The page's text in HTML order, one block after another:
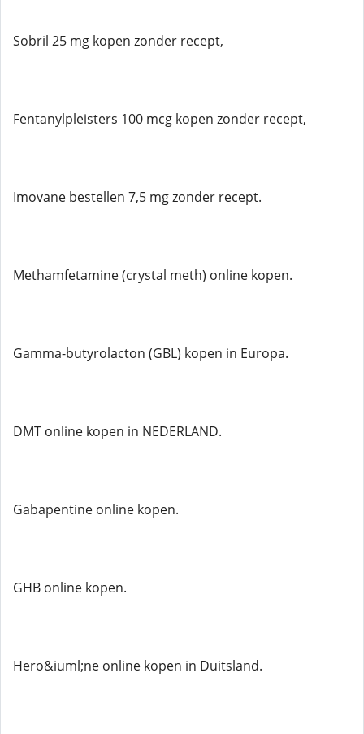
Sobril 25 mg kopen zonder recept,
Fentanylpleisters 100 mcg kopen zonder recept,
Imovane bestellen 7,5 mg zonder recept.
Methamfetamine (crystal meth) online kopen.
Gamma-butyrolacton (GBL) kopen in Europa.
DMT online kopen in NEDERLAND.
Gabapentine online kopen.
GHB online kopen.
Hero&iuml;ne online kopen in Duitsland.